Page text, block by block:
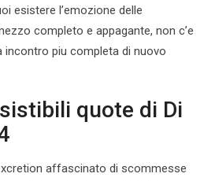
esistere l’emozione delle
completo e appagante, non c’e
piu completa di nuovo
quote di Di
affascinato di scommesse